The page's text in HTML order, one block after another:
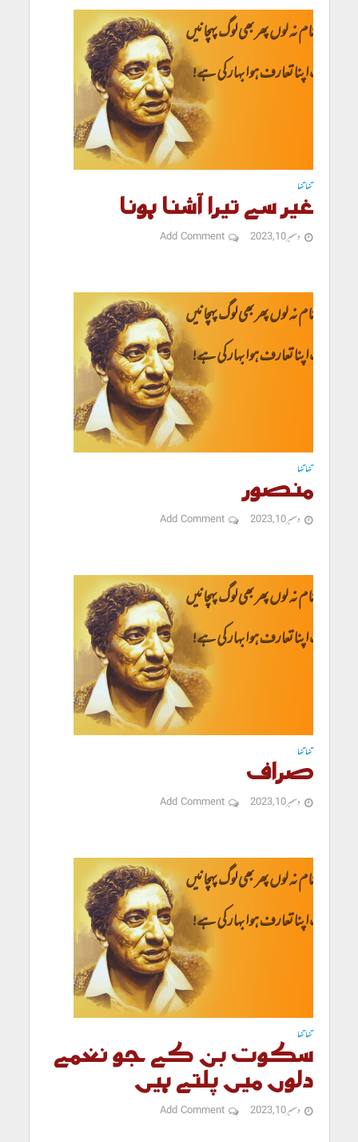
تنہا تنہا
غیر سے تیرا آشنا ہونا
دسمبر 10, 2023 Add Comment
تنہا تنہا
منصور
دسمبر 10, 2023 Add Comment
تنہا تنہا
صراف
دسمبر 10, 2023 Add Comment
تنہا تنہا
سکوت بن کے جو نغمے
دلوں میں پلتے ہیں
دسمبر 10, 2023 Add Comment